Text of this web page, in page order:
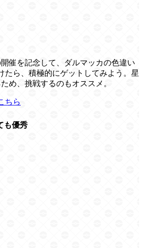
催を記念して、ダルマッカの色違い
たら、積極的にゲットしてみよう。星
め、挑戦するのもオススメ。
ちら
も優秀